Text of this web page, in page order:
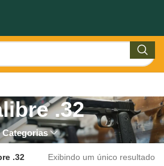
.32
Categorias
.32 Exibindo um único resultado